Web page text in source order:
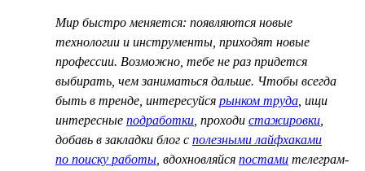
Мир быстро меняется: появляются новые
технологии и инструменты, приходят новые
профессии. Возможно, тебе не раз придется
выбирать, чем заниматься дальше. Чтобы всегда
быть в тренде, интересуйся рынком труда , ищи
интересные подработки , проходи стажировки
добавь в закладки блог с полезными лайфхаками
по поиску работы , вдохновляйся постами телеграм-